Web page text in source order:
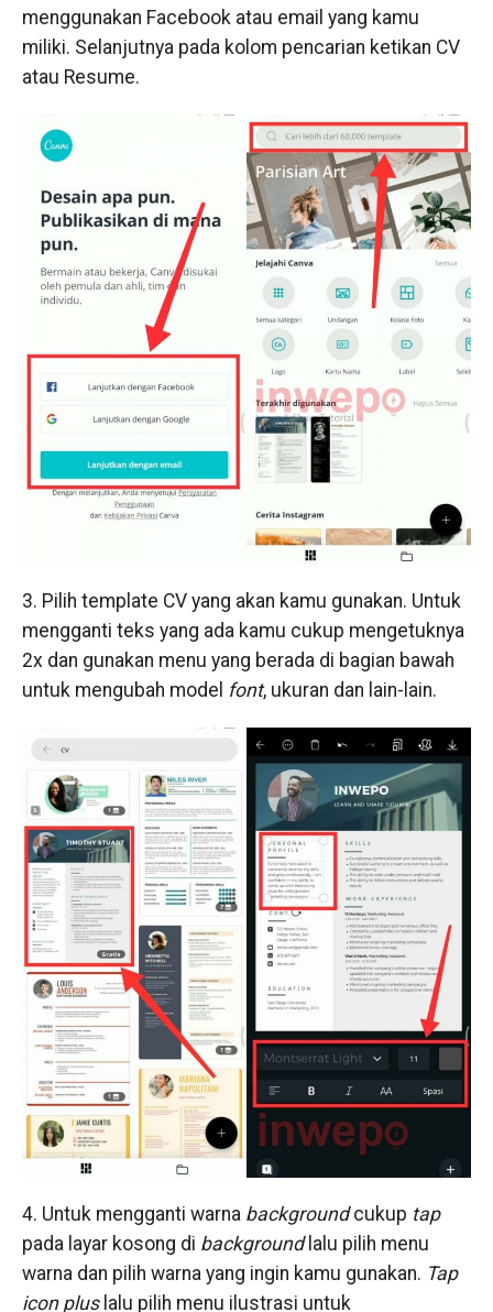
menggunakan Facebook atau email yang kamu
miliki. Selanjutnya pada kolom pencarian ketikan CV
atau Resume.
3. Pilih template CV yang akan kamu gunakan. Untuk
mengganti teks yang ada kamu cukup mengetuknya
2x dan gunakan menu yang berada di bagian bawah
untuk mengubah model font, ukuran dan lain-lain.
4. Untuk mengganti warna backgroundcukup tap
pada layar kosong di backgroundlalu pilih menu
warna dan pilih warna yang ingin kamu gunakan. Tap
icon pluslalu pilih menu ilustrasi untuk